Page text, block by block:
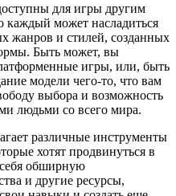
для игры другим
каждый может насладиться
жанров и стилей, созданных
Быть может, вы
игры, или, быть
модели чего-то, что вам
выбора и возможность
людьми со всего мира.
различные инструменты
хотят продвинуться в
себя обширную
и другие ресурсы,